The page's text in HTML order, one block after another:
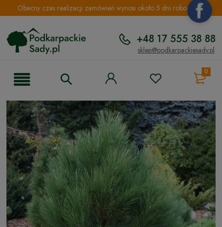
Obecny czas realizacji zamówień wynosi około 5 dni roboczych.
+48 17 555 38 88
sklep@podkarpackiesady.pl
0